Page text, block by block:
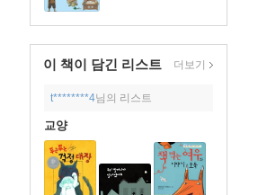
이 책이 담긴 리스트 더보기
t********4님의 리스트
교양